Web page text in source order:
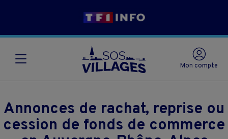
Mon compte
Annonces de rachat, reprise ou
cession de fonds de commerce